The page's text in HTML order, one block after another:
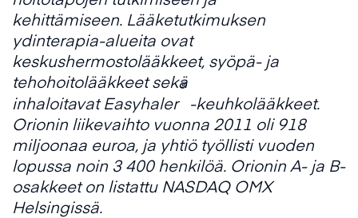
kehittämiseen. Lääketutkimuksen
ydinterapia-alueita ovat
keskushermostolääkkeet, syöpä- ja
tehohoitolääkkeet sekä
inhaloitavatEasyhaler
®
-keuhkolääkkeet.
Orionin liikevaihto vuonna 2011 oli 918
miljoonaa euroa, ja yhtiö työllisti vuoden
lopussa noin 3 400 henkilöä. Orionin A- ja B-
osakkeet on listattu NASDAQ OMX
Helsingissä.